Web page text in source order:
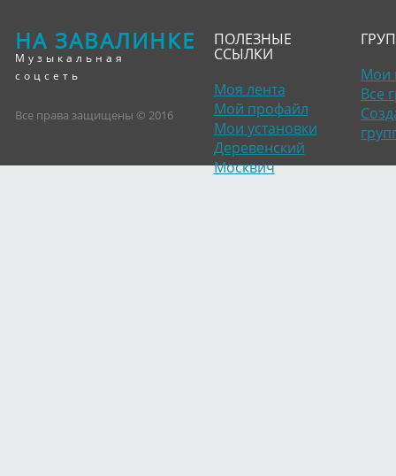
НА ЗАВАЛИНКЕ
Музыкальная
соцсеть
Все права защищены © 2016
ПОЛЕЗНЫЕ
ССЫЛКИ
Моя лента
Мой профайл
Мои установки
Деревенский
Москвич
Мои
Все